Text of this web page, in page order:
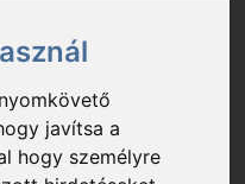
javítsa a
hogy személyre